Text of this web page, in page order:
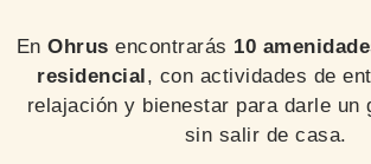
En Ohrus encontrarás 10
residencial, con actividades de
relajación y bienestar para darle un
sin salir de casa.